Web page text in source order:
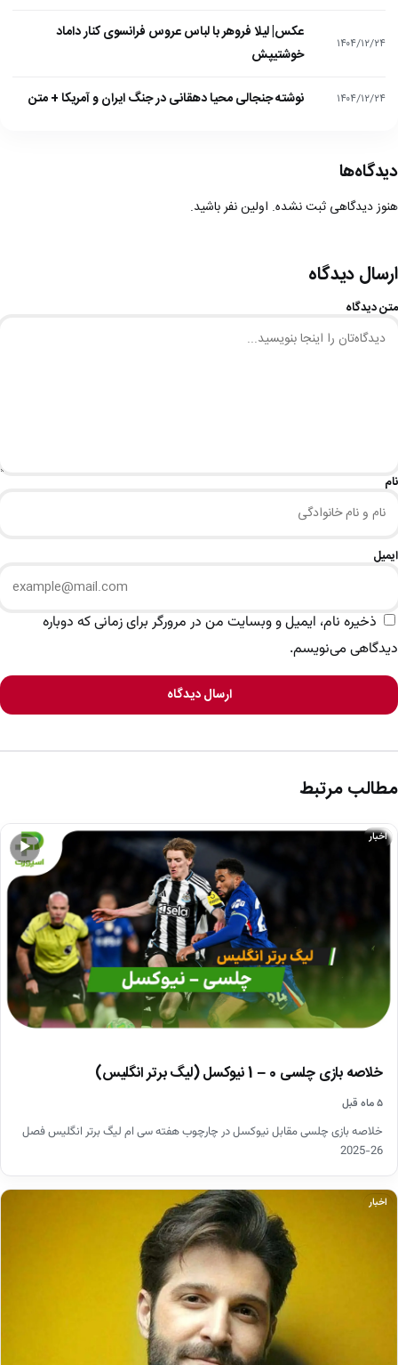
۱۴۰۴/۱۲/۲۴
عکس| لیلا فروهر با لباس عروس فرانسوی کنار داماد
خوشتیپش
۱۴۰۴/۱۲/۲۴ نوشته جنجالی محیا دهقانی در جنگ ایران و آمریکا + متن
دیدگاه‌ها
هنوز دیدگاهی ثبت نشده. اولین نفر باشید.
ارسال دیدگاه
متن دیدگاه
نام
ایمیل
ذخیره نام، ایمیل و وبسایت من در مرورگر برای زمانی که دوباره
دیدگاهی می‌نویسم.
ارسال دیدگاه
مطالب مرتبط
▶
اخبار
خلاصه بازی چلسی 0 – 1 نیوکسل (لیگ برتر انگلیس)
۵ ماه قبل
خلاصه بازی چلسی مقابل نیوکسل در چارچوب هفته سی ام لیگ برتر انگلیس فصل
26-2025
اخبار